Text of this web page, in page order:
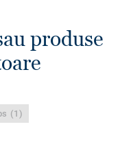
produse
(1)